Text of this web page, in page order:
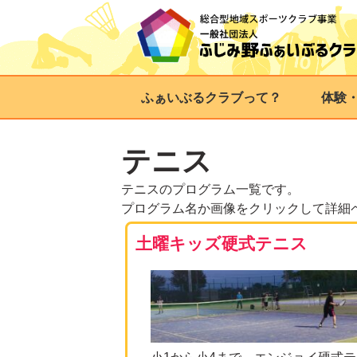
ふぁいぶるクラブって？ 体験
テニス
テニスのプログラム一覧です。
プログラム名か画像をクリックして詳細
土曜キッズ硬式テニス